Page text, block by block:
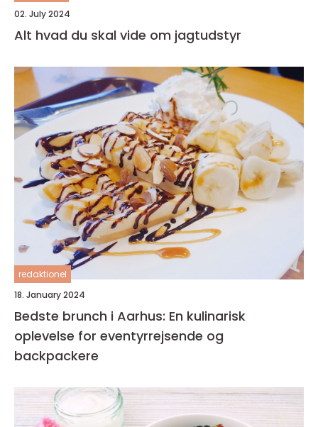
02. July 2024
Alt hvad du skal vide om jagtudstyr
redaktionel
18. January 2024
Bedste brunch i Aarhus: En kulinarisk
oplevelse for eventyrrejsende og
backpackere